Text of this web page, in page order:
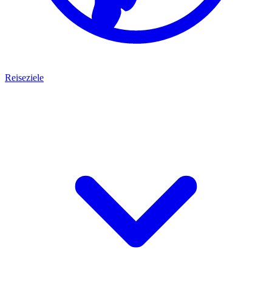
Reiseziele